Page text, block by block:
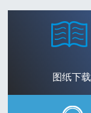
图纸下载